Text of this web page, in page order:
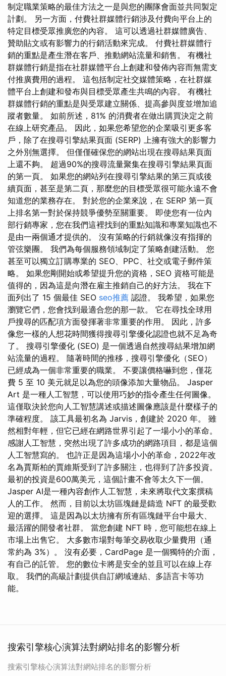
制定職業策略的最佳方法之一是與您的團隊會面並共同製定
計劃。 另一方面，付費社群媒體行銷涉及付費向平台上的
特定目標受眾推廣您的內容。 這可以透過社群媒體廣告、
贊助貼文或有影響力的行銷活動來完成。 付費社群媒體行
銷的重點是產生潛在客戶、推動網站流量和銷售。 有機社
群媒體行銷是指在社群媒體平台上創建和發佈內容而無需支
付推廣費用的過程。 這包括制定社交媒體策略，在社群媒
體平台上創建和發布與目標受眾產生共鳴的內容。 有機社
群媒體行銷的重點是與受眾建立關係、提高參與度並增加追
蹤者數量。 如前所述，81% 的消費者在做出購買決定之前
在線上研究產品。 因此，如果您希望您的企業吸引更多客
戶，除了在搜尋引擎結果頁面 (SERP) 上擁有強大的影響力
之外別無選擇。 但僅僅確保您的網站出現在搜尋結果頁面
上還不夠。 超過90%的搜尋流量聚集在搜尋引擎結果頁面
的第一頁。 如果您的網站列在搜尋引擎結果的第三頁或後
續頁面，甚至是第二頁，那麼您的目標受眾很可能永遠不會
知道您的業務存在。 對於您的企業來說，在 SERP 第一頁
上排名第一對於保持競爭優勢至關重要。 即使您有一位內
部行銷專家，您在我們這裡找到的重點知識和專業知識也不
是由一兩個通才提供的。 沒有策略的行銷就像沒有指揮的
管弦樂團。 我們為每個服務領域制定了策略創建活動。 您
甚至可以獨立訂購專業的 SEO、PPC、社交或電子郵件策
略。 如果您剛開始或希望提升您的資格，SEO 資格可能是
值得的，因為這是向潛在雇主推銷自己的好方法。 我在下
面列出了 15 個最佳 SEO seo推薦 認證。 我希望，如果您
瀏覽它們，您會找到最適合您的那一款。 它在尋找全球用
戶搜尋的匹配項方面發揮著非常重要的作用。 因此，許多
像您一樣的人想花時間獲得搜尋引擎優化認證也就不足為奇
了。 搜尋引擎優化 (SEO) 是一個透過自然搜尋結果增加網
站流量的過程。 隨著時間的推移，搜尋引擎優化（SEO）
已經成為一個非常重要的職業。 不要讓價格嚇到您，僅花
費 5 至 10 美元就足以為您的頭像添加大量物品。 Jasper
Art 是一種人工智慧，可以使用巧妙的指令產生任何圖像。
這僅取決於您向人工智慧講述或描述圖像應該是什麼樣子的
準確程度。 該工具最初名為 Jarvis，創建於 2020 年。 雖
然相對年輕，但它已經在網路世界引起了一場小小的革命。
感謝人工智慧，突然出現了許多成功的網路項目，都是這個
人工智慧寫的。 也許正是因為這場小小的革命，2022年改
名為賈斯柏的賈維斯受到了許多關注，也得到了許多投資。
最初的投資是600萬美元，這個計畫不會等太久下一個。
Jasper AI是一種內容創作人工智慧，未來將取代文案撰稿
人的工作。 然而，目前以太坊區塊鏈是鑄造 NFT 的最受歡
迎的選擇。 這是因為以太坊擁有所有區塊鏈平台中最大、
最活躍的開發者社群。 當您創建 NFT 時，您可能想在線上
市場上出售它。 大多數市場對每筆交易收取少量費用（通
常約為 3%）。 沒有必要，CardPage 是一個獨特的介面，
有自己的託管。 您的數位卡將是安全的並且可以在線上存
取。 我們的高級計劃提供自訂網域連結、多語言卡等功
能。
搜索引擎核心演算法對網站排名的影響分析
搜索引擎核心演算法對網站排名的影響分析